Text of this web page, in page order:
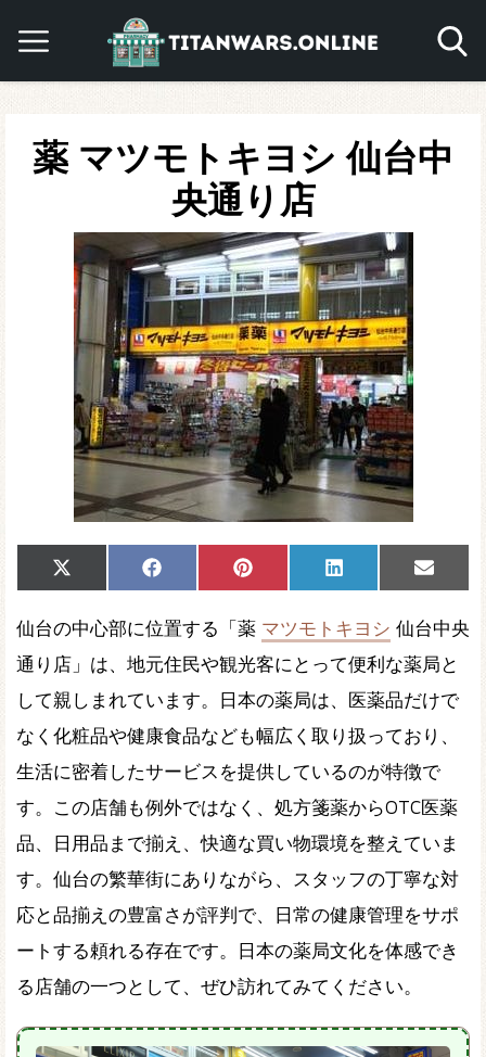
薬 マツモトキヨシ 仙台中
央通り店
Share
on
X
(Twitter)
Share
on
Facebook Share
on
Pinterest Share
on
LinkedIn
Share
on
Email
仙台の中心部に位置する「薬 マツモトキヨシ 仙台中央
通り店」は、地元住民や観光客にとって便利な薬局と
して親しまれています。日本の薬局は、医薬品だけで
なく化粧品や健康食品なども幅広く取り扱っており、
生活に密着したサービスを提供しているのが特徴で
す。この店舗も例外ではなく、処方箋薬からOTC医薬
品、日用品まで揃え、快適な買い物環境を整えていま
す。仙台の繁華街にありながら、スタッフの丁寧な対
応と品揃えの豊富さが評判で、日常の健康管理をサポ
ートする頼れる存在です。日本の薬局文化を体感でき
る店舗の一つとして、ぜひ訪れてみてください。